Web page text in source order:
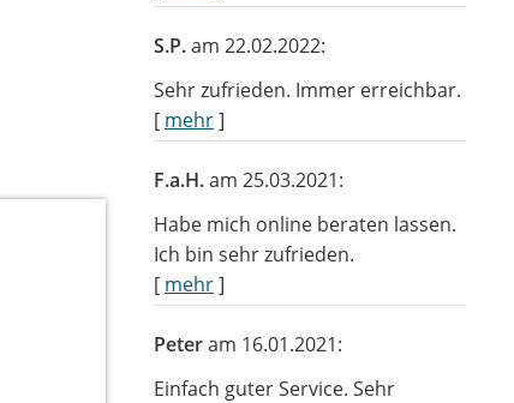
S.P.am 22.02.2022:
Sehr zufrieden. Immer erreichbar.
[ mehr]
F.a.H.am 25.03.2021:
Habe mich online beraten lassen.
Ich bin sehr zufrieden.
[ mehr]
Peteram 16.01.2021:
Einfach guter Service. Sehr